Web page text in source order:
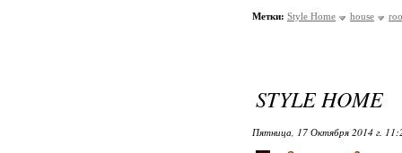
Метки: Style Home house
STYLE HOME
Пятница, 17 Октября 2014 г.